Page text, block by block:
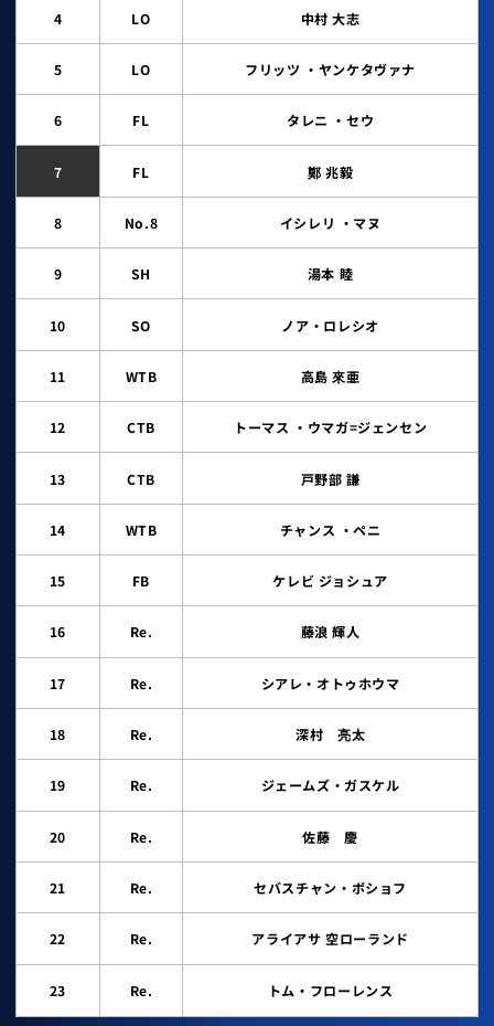
4 LO 中村 大志
5 LO フリッツ ・ヤンケタヴァナ
6 FL タレニ ・セウ
7 FL 鄭 兆毅
8 No.8 イシレリ ・マヌ
9 SH 湯本 睦
10 SO ノア・ロレシオ
11 WTB 高島 來亜
12 CTB トーマス ・ウマガ=ジェンセン
13 CTB 戸野部 謙
14 WTB チャンス ・ペニ
15 FB ケレビ ジョシュア
16 Re. 藤浪 輝人
17 Re. シアレ・オトゥホウマ
18 Re. 深村 亮太
19 Re. ジェームズ・ガスケル
20 Re. 佐藤 慶
21 Re. セバスチャン・ボショフ
22 Re. アライアサ 空ローランド
23 Re. トム・フローレンス